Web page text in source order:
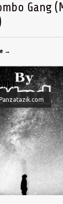
Gang
→
Panzatazik.com